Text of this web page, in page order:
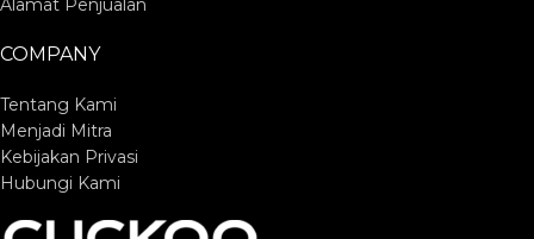
Alamat Penjualan
COMPANY
Tentang Kami
Menjadi Mitra
Kebijakan Privasi
Hubungi Kami